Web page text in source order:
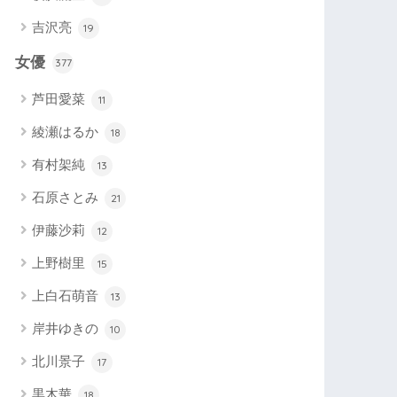
吉沢亮 19
女優 377
芦田愛菜 11
綾瀬はるか 18
有村架純 13
石原さとみ 21
伊藤沙莉 12
上野樹里 15
上白石萌音 13
岸井ゆきの 10
北川景子 17
黒木華